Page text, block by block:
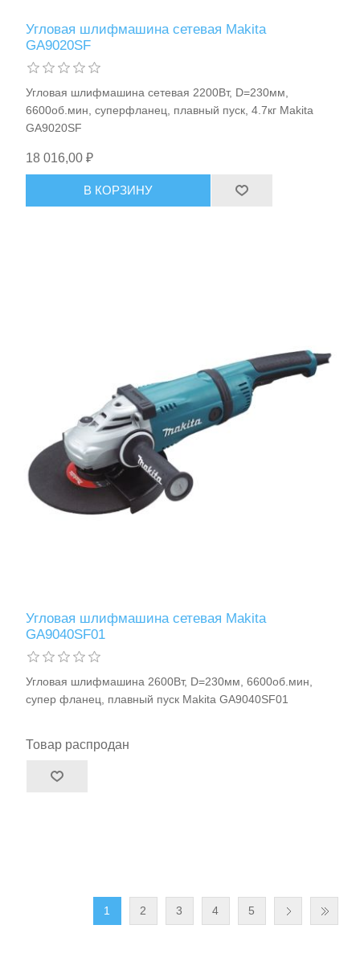
Угловая шлифмашина сетевая Makita
GA9020SF
Угловая шлифмашина сетевая 2200Вт, D=230мм,
6600об.мин, суперфланец, плавный пуск, 4.7кг Makita
GA9020SF
18 016,00 ₽
В КОРЗИНУ
Угловая шлифмашина сетевая Makita
GA9040SF01
Угловая шлифмашина 2600Вт, D=230мм, 6600об.мин,
супер фланец, плавный пуск Makita GA9040SF01
Товар распродан
1 2 3 4 5